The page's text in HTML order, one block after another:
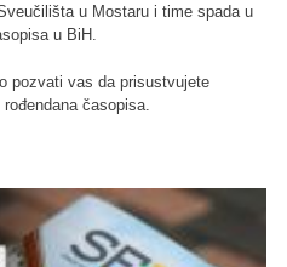
u Mostaru i time spada u
u BiH.
pozvati vas da prisustvujete
časopisa.